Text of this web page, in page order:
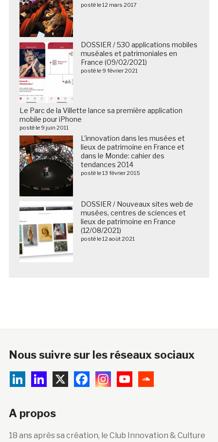
posté le 12 mars 2017
DOSSIER / 530 applications mobiles
muséales et patrimoniales en
France (09/02/2021)
posté le 9 février 2021
Le Parc de la Villette lance sa première application
mobile pour iPhone
posté le 9 juin 2011
L’innovation dans les musées et
lieux de patrimoine en France et
dans le Monde: cahier des
tendances 2014
posté le 13 février 2015
DOSSIER / Nouveaux sites web de
musées, centres de sciences et
lieux de patrimoine en France
(12/08/2021)
posté le 12 août 2021
Nous suivre sur les réseaux sociaux
A propos
18 ans après sa création, le Club Innovation & Culture